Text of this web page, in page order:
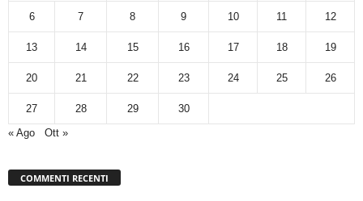
6 7 8 9 10 11 12
13 14 15 16 17 18 19
20 21 22 23 24 25 26
27 28 29
30
« Ago
Ott »
COMMENTI RECENTI